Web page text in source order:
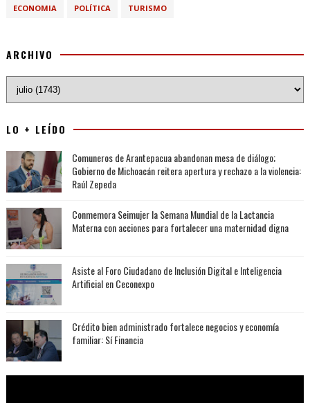
ECONOMIA POLÍTICA TURISMO
ARCHIVO
LO + LEÍDO
Comuneros de Arantepacua abandonan mesa de diálogo;
Gobierno de Michoacán reitera apertura y rechazo a la violencia:
Raúl Zepeda
Conmemora Seimujer la Semana Mundial de la Lactancia
Materna con acciones para fortalecer una maternidad digna
Asiste al Foro Ciudadano de Inclusión Digital e Inteligencia
Artificial en Ceconexpo
Crédito bien administrado fortalece negocios y economía
familiar: Sí Financia